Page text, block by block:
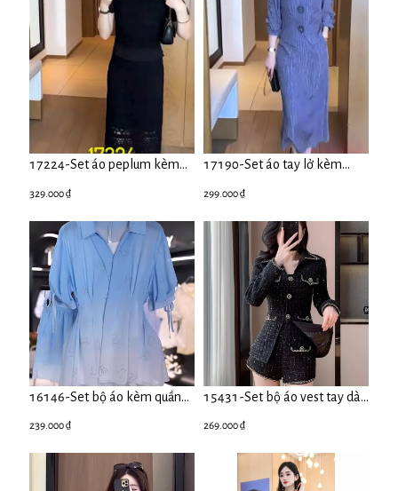
17224-Set áo peplum kèm
chân váy suông ren (ren, lót)
329.000 ₫
17190-Set áo tay lở kèm
299.000 ₫
16146-Set bộ áo kèm quần
239.000 ₫
15431-Set bộ áo vest tay dài
269.000 ₫